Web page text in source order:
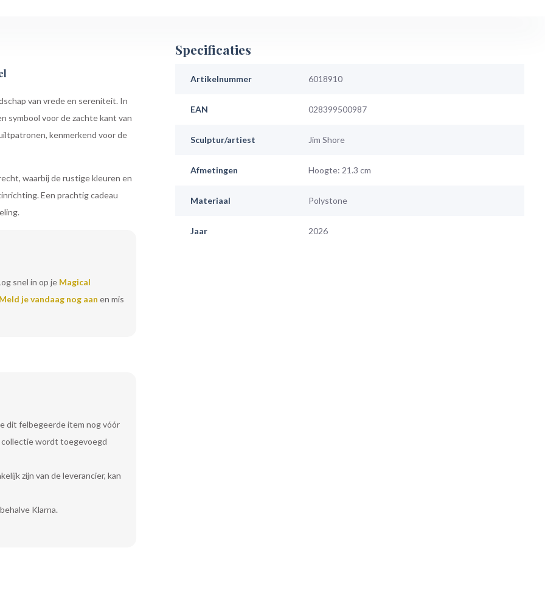
van vrede en sereniteit. In
symbool voor de zachte kant van
kenmerkend voor de
waarbij de rustige kleuren en
Een prachtig cadeau
snel in op je Magical
Meld je vandaag nog aan en mis
dit felbegeerde item nog vóór
collectie wordt toegevoegd
zijn van de leverancier, kan
Klarna.
Specificaties
Artikelnummer 6018910
EAN 028399500987
Sculptur/artiest Jim Shore
Afmetingen Hoogte: 21.3 cm
Materiaal Polystone
Jaar 2026